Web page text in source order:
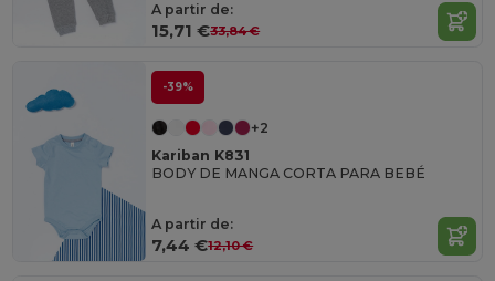
A partir de:
15,71 €33,84 €
-39%
+2
Kariban K831
BODY DE MANGA CORTA PARA BEBÉ
A partir de:
7,44 €12,10 €